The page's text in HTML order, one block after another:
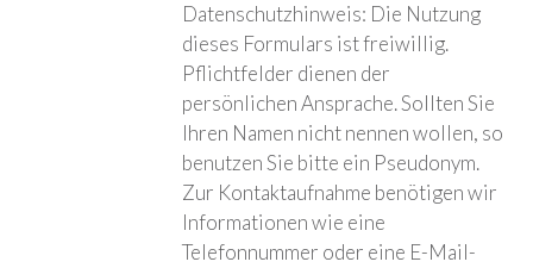
Datenschutzhinweis: Die Nutzung
dieses Formulars ist freiwillig.
Pflichtfelder dienen der
persönlichen Ansprache. Sollten Sie
Ihren Namen nicht nennen wollen, so
benutzen Sie bitte ein Pseudonym.
Zur Kontaktaufnahme benötigen wir
Informationen wie eine
Telefonnummer oder eine E-Mail-